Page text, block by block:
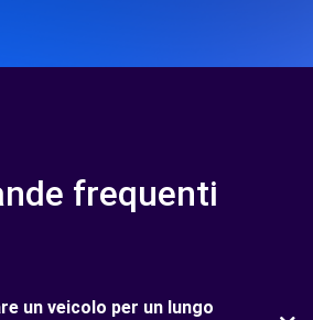
frequenti
un veicolo per un lungo